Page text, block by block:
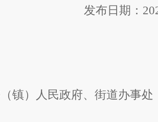
发布日期：
镇）人民政府、街道办事